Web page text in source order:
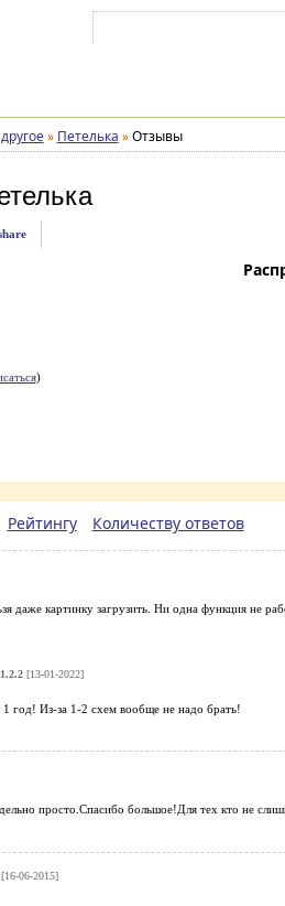
другое » Петелька » Отзывы
)
Рейтингу Количеству ответов
даже картинку загрузить. Ни одна функция не
[13-01-2022]
1 год! Из-за 1-2 схем вообще не надо брать!
просто.Спасибо большое!Для тех кто не
06-2015]